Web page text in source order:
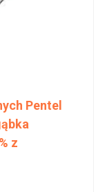
Pentel
z